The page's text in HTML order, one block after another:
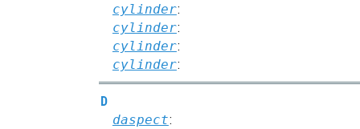
cylinder:
cylinder:
cylinder:
cylinder:
D
daspect: